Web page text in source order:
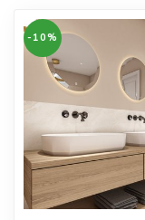
-10%